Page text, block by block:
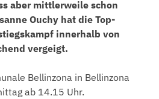
aber mittlerweile schon
Ouchy hat die Top-
innerhalb von
vergeigt.
Bellinzona in Bellinzona
ab 14.15 Uhr.